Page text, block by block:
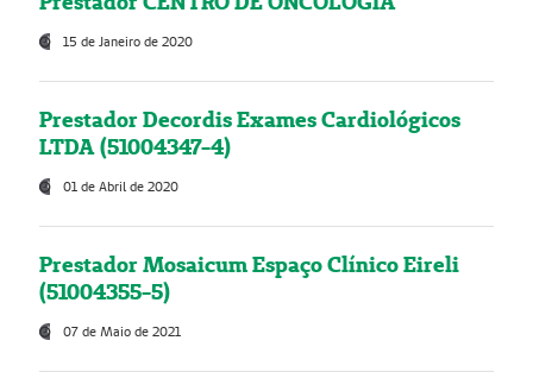
15 de Janeiro de 2020
Prestador Decordis Exames Cardiológicos
LTDA (51004347-4)
01 de Abril de 2020
Prestador Mosaicum Espaço Clínico Eireli
(51004355-5)
07 de Maio de 2021